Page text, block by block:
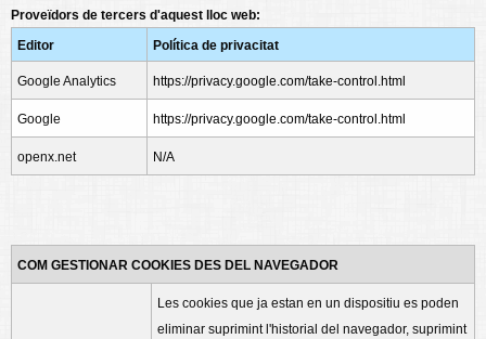
Proveïdors de tercers d'aquest lloc web:
Editor
Política de privacitat
Google Analytics https://privacy.google.com/take-control.html
Google https://privacy.google.com/take-control.html
openx.net N/A
COM GESTIONAR COOKIES DES DEL NAVEGADOR
Les cookies que ja estan en un dispositiu es poden
eliminar suprimint l'historial del navegador, suprimint